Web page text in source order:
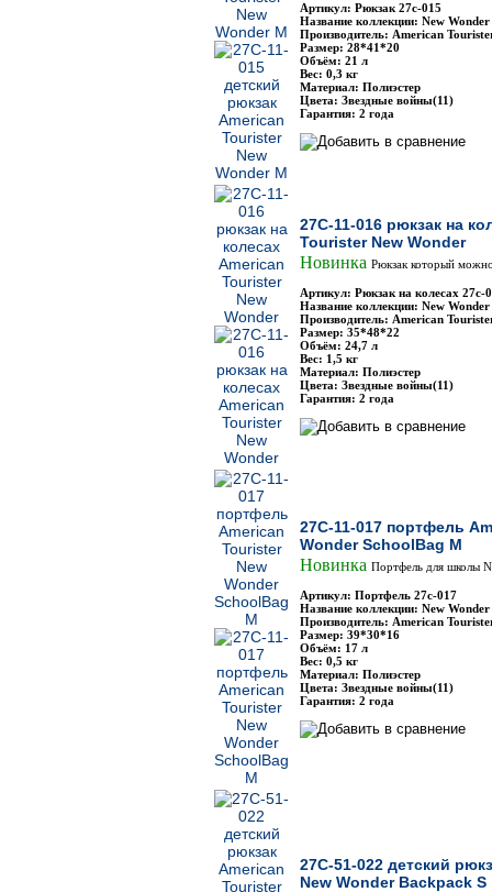
Артикул: Рюкзак 27с-015
Название коллекции: New
Производитель: American
Размер: 28*41*20
Объём: 21 л
Вес: 0,3 кг
Материал: Полиэстер
Цвета: Звездные войны(11)
Гарантия: 2 года
27C-11-016 рюкзак на
Tourister New Wonder
Новинка Рюкзак который
Артикул: Рюкзак на колесах 27с-
Название коллекции: New
Производитель: American
Размер: 35*48*22
Объём: 24,7 л
Вес: 1,5 кг
Материал: Полиэстер
Цвета: Звездные войны(11)
Гарантия: 2 года
27C-11-017 портфель
Wonder SchoolBag M
Новинка Портфель для школы
Артикул: Портфель 27с-017
Название коллекции: New
Производитель: American
Размер: 39*30*16
Объём: 17 л
Вес: 0,5 кг
Материал: Полиэстер
Цвета: Звездные войны(11)
Гарантия: 2 года
27C-51-022 детский
New Wonder Backpack S